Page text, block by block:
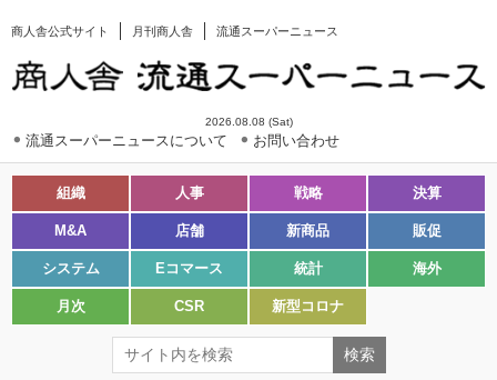
商人舎公式サイト 月刊商人舎 流通スーパーニュース
2026.08.08 (Sat)
流通スーパーニュースについて お問い合わせ
組織 人事 戦略 決算
M&A 店舗 新商品 販促
システム Eコマース 統計 海外
月次 CSR 新型コロナ